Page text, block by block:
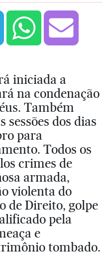
iniciada a
na condenação
Também
sessões dos dias
para
Todos os
crimes de
armada,
violenta do
de Direito, golpe
pela
e
tombado.